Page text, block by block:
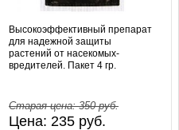
Высокоэффективный препарат
для надежной защиты
растений от насекомых-
вредителей. Пакет 4 гр.
Старая цена:350руб.
Цена: 235 руб.